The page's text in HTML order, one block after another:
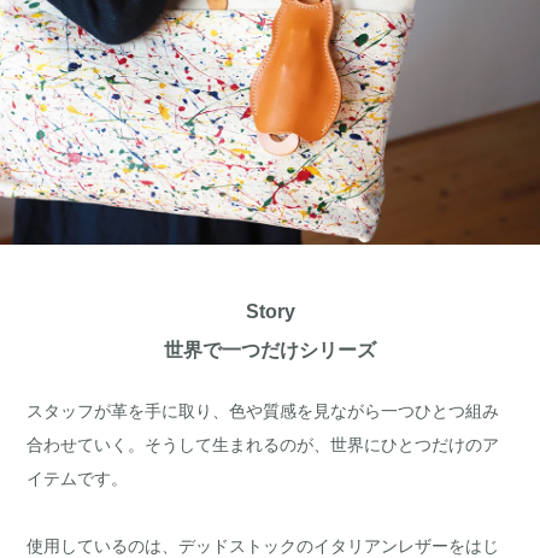
Story
世界で一つだけシリーズ
スタッフが革を手に取り、色や質感を見ながら一つひとつ組み
合わせていく。そうして生まれるのが、世界にひとつだけのア
イテムです。
使用しているのは、デッドストックのイタリアンレザーをはじ